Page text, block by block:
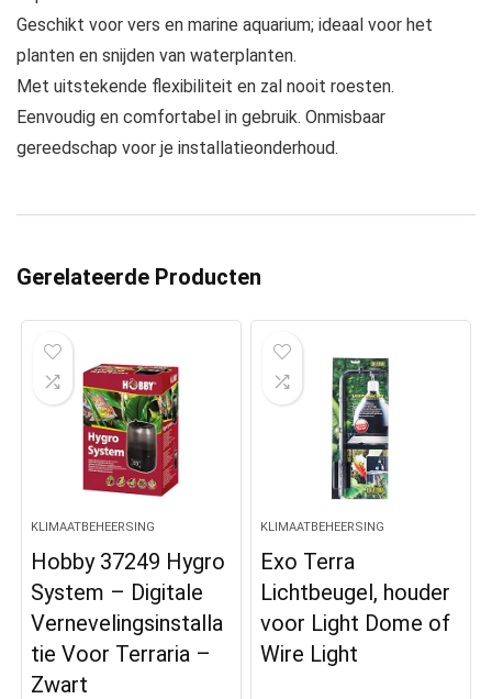
Geschikt voor vers en marine aquarium; ideaal voor het
planten en snijden van waterplanten.
Met uitstekende flexibiliteit en zal nooit roesten.
Eenvoudig en comfortabel in gebruik. Onmisbaar
gereedschap voor je installatieonderhoud.
Gerelateerde Producten
KLIMAATBEHEERSING
Hobby 37249 Hygro
System – Digitale
Vernevelingsinstalla
tie Voor Terraria –
Zwart
KLIMAATBEHEERSING
Exo Terra
Lichtbeugel, houder
voor Light Dome of
Wire Light